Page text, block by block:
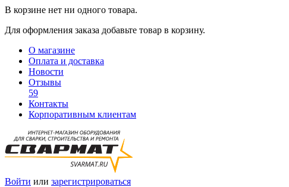
В корзине нет ни одного товара.
Для оформления заказа добавьте товар в корзину.
О магазине
Оплата и доставка
Новости
Отзывы
59
Контакты
Корпоративным клиентам
Войти или зарегистрироваться